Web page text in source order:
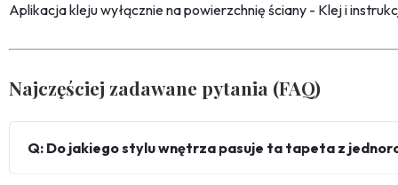
Aplikacja kleju wyłącznie na powierzchnię ściany - Klej i
Najczęściej zadawane pytania (FAQ)
Q: Do jakiego stylu wnętrza pasuje ta tapeta z